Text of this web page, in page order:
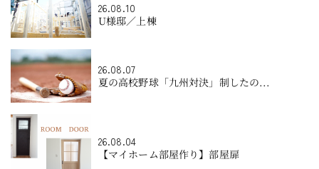
26.08.10
U様邸／上棟
26.08.07
夏の高校野球「九州対決」制したの...
26.08.04
【マイホーム部屋作り】部屋扉